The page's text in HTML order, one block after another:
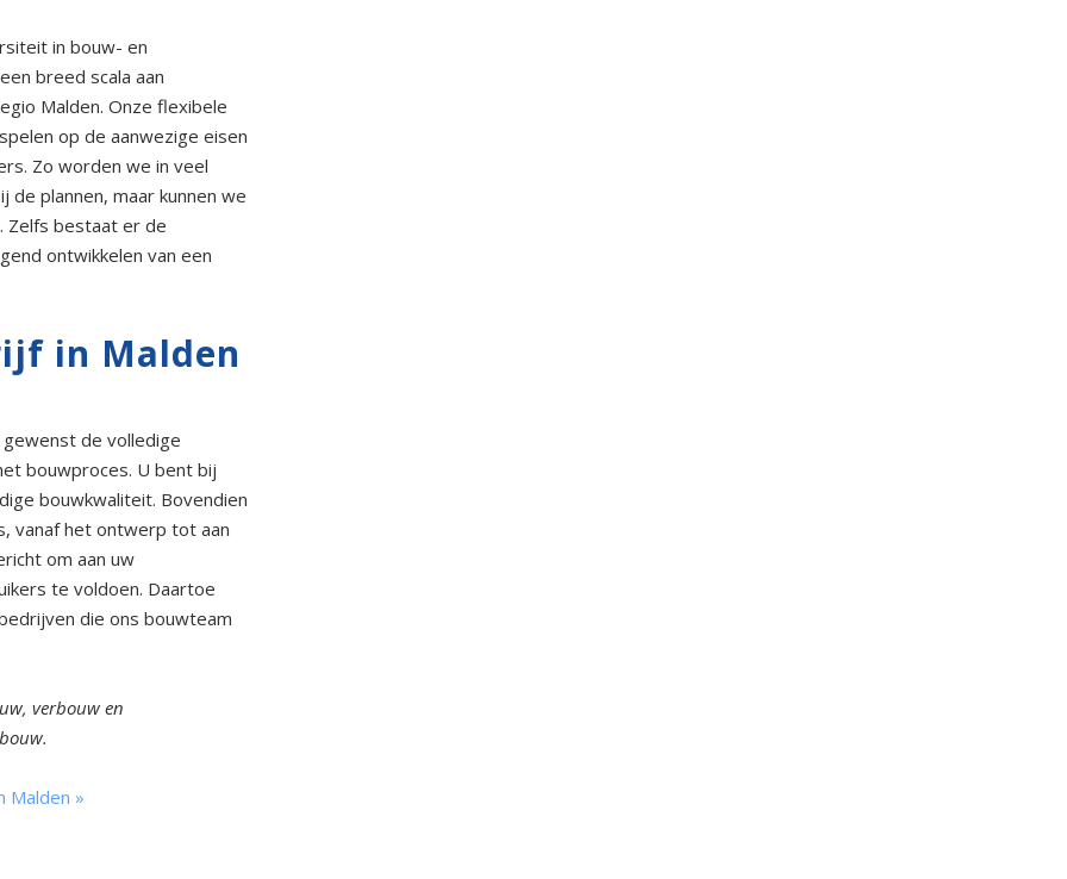
in bouw- en
breed scala aan
Malden. Onze flexibele
op de aanwezige eisen
Zo worden we in veel
plannen, maar kunnen we
Zelfs bestaat er de
ontwikkelen van een
in Malden
de volledige
bouwproces. U bent bij
bouwkwaliteit. Bovendien
vanaf het ontwerp tot aan
om aan uw
te voldoen. Daartoe
die ons bouwteam
verbouw en
Malden »